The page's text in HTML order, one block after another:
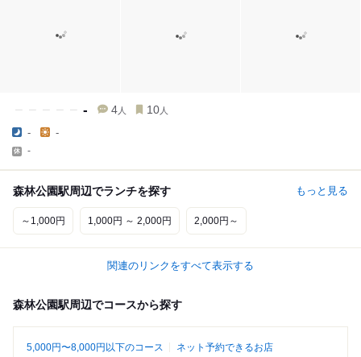
- 4 人 10 人
- -
-
森林公園駅周辺でランチを探す もっと見る
～1,000円 1,000円 ～ 2,000円 2,000円～
関連のリンクをすべて表示する
森林公園駅周辺でコースから探す
5,000円〜8,000円以下のコース ネット予約できるお店